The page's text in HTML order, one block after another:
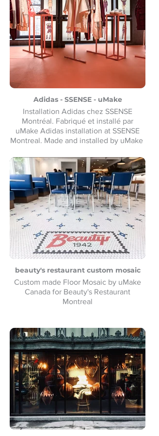
Adidas - SSENSE - uMake
Installation Adidas chez SSENSE
Montréal. Fabriqué et installé par
uMake Adidas installation at SSENSE
Montreal. Made and installed by uMake
beauty's restaurant custom mosaic
Custom made Floor Mosaic by uMake
Canada for Beauty's Restaurant
Montreal